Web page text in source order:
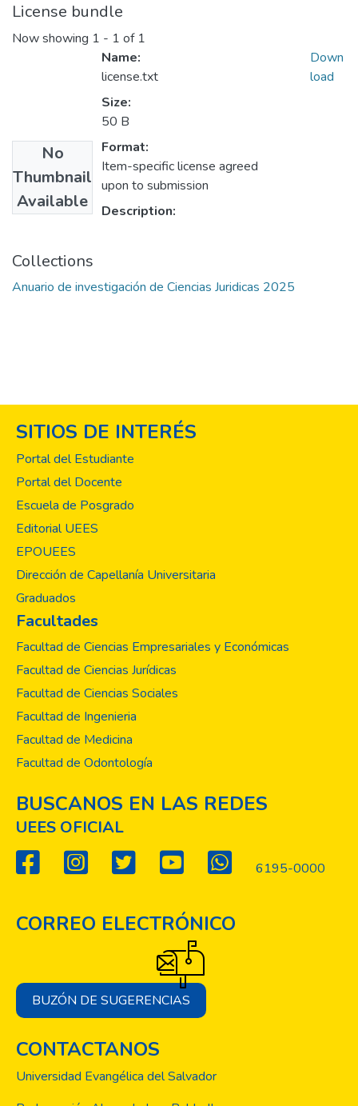
License bundle
Now showing 1 - 1 of 1
No
Thumbnail
Available
Name:
license.txt
Size:
50 B
Format:
Item-specific license agreed
upon to submission
Description:
Down
load
Collections
Anuario de investigación de Ciencias Juridicas 2025
SITIOS DE INTERÉS
Portal del Estudiante
Portal del Docente
Escuela de Posgrado
Editorial UEES
EPOUEES
Dirección de Capellanía Universitaria
Graduados
Facultades
Facultad de Ciencias Empresariales y Económicas
Facultad de Ciencias Jurídicas
Facultad de Ciencias Sociales
Facultad de Ingenieria
Facultad de Medicina
Facultad de Odontología
BUSCANOS EN LAS REDES
UEES OFICIAL
6195-0000
CORREO ELECTRÓNICO
BUZÓN DE SUGERENCIAS
CONTACTANOS
Universidad Evangélica del Salvador